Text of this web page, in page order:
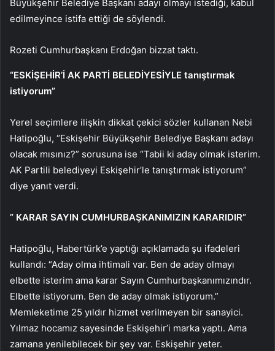
Büyükşehir Belediye Başkanı adayı olmayı istediği, kabul
edilmeyince istifa ettiği de söylendi.
Rozeti Cumhurbaşkanı Erdoğan bizzat taktı.
“ESKİŞEHİR’İ AK PARTİ BELEDİYESİYLE tanıştırmak
istiyorum”
Yerel seçimlere ilişkin dikkat çekici sözler kullanan Nebi
Hatipoğlu, “Eskişehir Büyükşehir Belediye Başkanı adayı
olacak mısınız?” sorusuna ise “Tabii ki aday olmak isterim.
AK Partili belediyeyi Eskişehir’le tanıştırmak istiyorum”
diye yanıt verdi.
” KARAR SAYIN CUMHURBAŞKANIMIZIN KARARIDIR”
Hatipoğlu, Habertürk’e yaptığı açıklamada şu ifadeleri
kullandı: “Aday olma ihtimali var. Ben de aday olmayı
elbette isterim ama karar Sayın Cumhurbaşkanımızındır.
Elbette istiyorum. Ben de aday olmak istiyorum.”
Memleketime 25 yıldır hizmet verilmeyen bir sanayici.
Yılmaz hocamız sayesinde Eskişehir’i marka yaptı. Ama
zamana yenilebilecek bir şey var. Eskişehir yeter.